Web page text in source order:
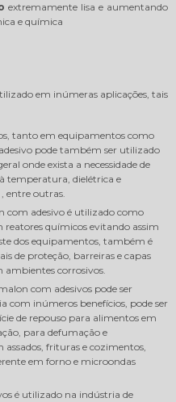
extremamente lisa e aumentando
e química
em inúmeras aplicações, tais
tanto em equipamentos como
pode também ser utilizado
onde exista a necessidade de
temperatura, dielétrica e
entre outras.
adesivo é utilizado como
químicos evitando assim
dos equipamentos, também é
de proteção, barreiras e capas
ambientes corrosivos.
com adesivos pode ser
com inúmeros benefícios, pode ser
de repouso para alimentos em
para defumação e
frituras e cozimentos,
em forno e microondas
é utilizado na indústria de